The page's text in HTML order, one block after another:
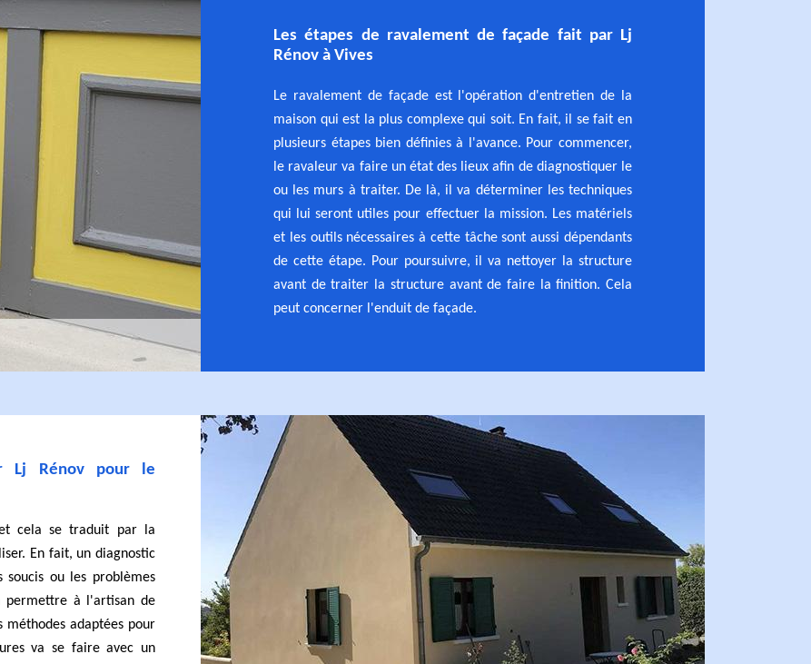
Les étapes de ravalement de façade fait par Lj
Rénov à Vives
Le ravalement de façade est l'opération d'entretien de la
maison qui est la plus complexe qui soit. En fait, il se fait en
plusieurs étapes bien définies à l'avance. Pour commencer,
le ravaleur va faire un état des lieux afin de diagnostiquer le
ou les murs à traiter. De là, il va déterminer les techniques
qui lui seront utiles pour effectuer la mission. Les matériels
et les outils nécessaires à cette tâche sont aussi dépendants
de cette étape. Pour poursuivre, il va nettoyer la structure
avant de traiter la structure avant de faire la finition. Cela
peut concerner l'enduit de façade.
Lj Rénov pour le
cela se traduit par la
En fait, un diagnostic
soucis ou les problèmes
permettre à l'artisan de
adaptées pour
va se faire avec un